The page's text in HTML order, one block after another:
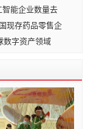
能企业数量去
现存药品零售企
数字资产领域